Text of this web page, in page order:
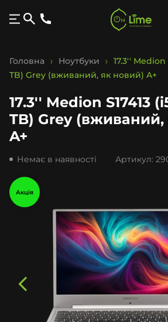
Головна Ноутбуки
17.3'' Medion
TB) Grey (вживаний, як новий) A+
17.3'' Medion S17413
TB) Grey
A+
Немає в наявності Артикул:
Акція